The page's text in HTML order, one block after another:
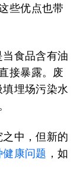
些优点也带
食品含有油
接暴露。废
埋场污染水
中，但新的
健康问题 ，如